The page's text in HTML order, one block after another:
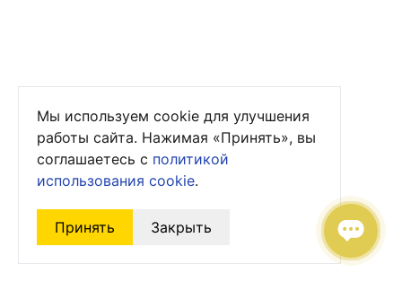
Мы используем cookie для улучшения
работы сайта. Нажимая «Принять», вы
соглашаетесь с политикой
использования cookie.
Принять Закрыть